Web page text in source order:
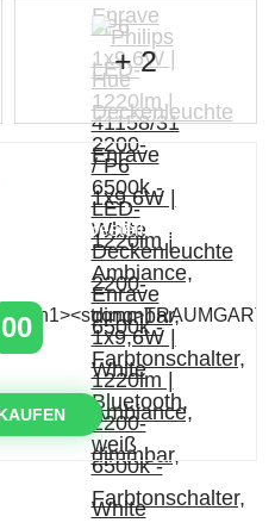
+ 2
auf Bestellungen
00